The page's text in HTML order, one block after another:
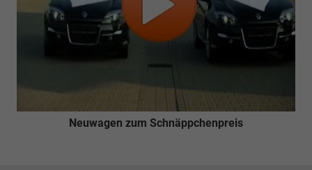
Neuwagen zum Schnäppchenpreis